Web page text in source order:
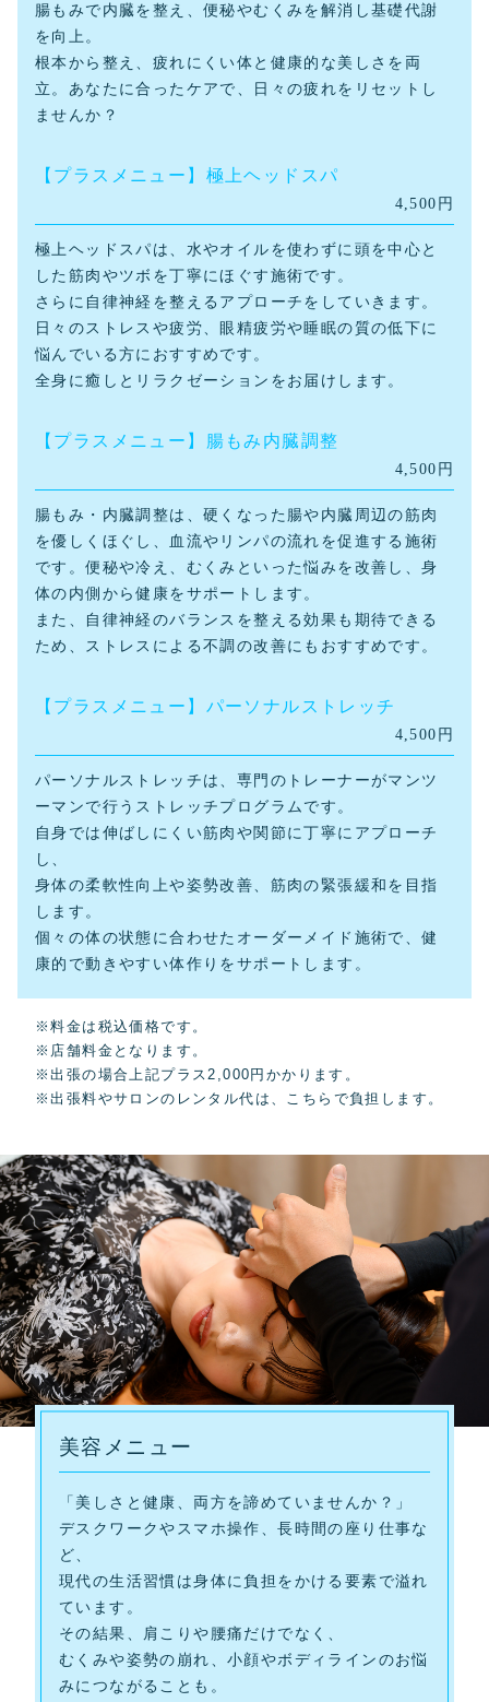
腸もみで内臓を整え、便秘やむくみを解消し基礎代謝
を向上。
根本から整え、疲れにくい体と健康的な美しさを両
立。あなたに合ったケアで、日々の疲れをリセットし
ませんか？
【プラスメニュー】極上ヘッドスパ
4,500円
極上ヘッドスパは、水やオイルを使わずに頭を中心と
した筋肉やツボを丁寧にほぐす施術です。
さらに自律神経を整えるアプローチをしていきます。
日々のストレスや疲労、眼精疲労や睡眠の質の低下に
悩んでいる方におすすめです。
全身に癒しとリラクゼーションをお届けします。
【プラスメニュー】腸もみ内臓調整
4,500円
腸もみ・内臓調整は、硬くなった腸や内臓周辺の筋肉
を優しくほぐし、血流やリンパの流れを促進する施術
です。便秘や冷え、むくみといった悩みを改善し、身
体の内側から健康をサポートします。
また、自律神経のバランスを整える効果も期待できる
ため、ストレスによる不調の改善にもおすすめです。
【プラスメニュー】パーソナルストレッチ
4,500円
パーソナルストレッチは、専門のトレーナーがマンツ
ーマンで行うストレッチプログラムです。
自身では伸ばしにくい筋肉や関節に丁寧にアプローチ
し、
身体の柔軟性向上や姿勢改善、筋肉の緊張緩和を目指
します。
個々の体の状態に合わせたオーダーメイド施術で、健
康的で動きやすい体作りをサポートします。
※料金は税込価格です。
※店舗料金となります。
※出張の場合上記プラス2,000円かかります。
※出張料やサロンのレンタル代は、こちらで負担します。
美容メニュー
「美しさと健康、両方を諦めていませんか？」
デスクワークやスマホ操作、長時間の座り仕事な
ど、
現代の生活習慣は身体に負担をかける要素で溢れ
ています。
その結果、肩こりや腰痛だけでなく、
むくみや姿勢の崩れ、小顔やボディラインのお悩
みにつながることも。